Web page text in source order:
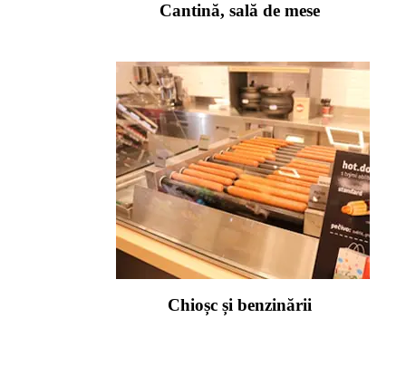
Cantină, sală de mese
Chioșc și benzinării